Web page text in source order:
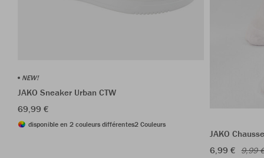
NEW!
JAKO Sneaker Urban CTW
69,99 €
disponible en 2 couleurs différentes2 Couleurs
JAKO
6,99 € 9,99